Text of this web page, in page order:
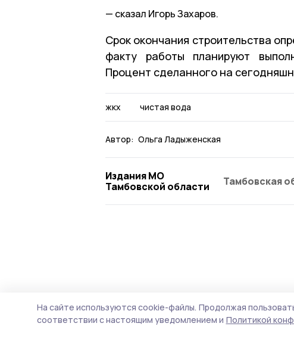
сказал Игорь Захаров.
Срок окончания строительства
факту работы планируют
Процент сделанного на
жкх чистая вода
Автор: Ольга Ладыженская
Издания МО
Тамбовской области
Тамбовская
На сайте используются cookie-файлы. Продолжая
соответствии с настоящим уведомлением и Политикой